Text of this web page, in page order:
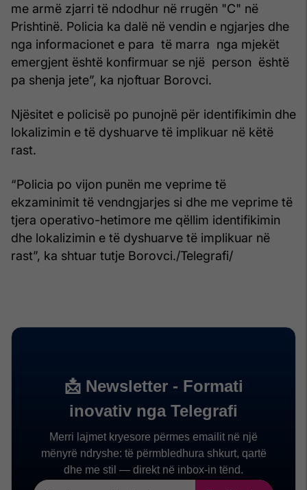
me armë zjarri të ndodhur në rrugën "C" në
Prishtinë. Policia ka dalë në vendin e ngjarjes dhe
nga informacionet e para të marra nga mjekët
emergjent është konfirmuar se një person është
pa shenja jete”, ka njoftuar Borovci.
Njësitet e policisë po punojnë për identifikimin dhe
lokalizimin e të dyshuarve të implikuar në këtë
rast.
“Policia po vijon punën me veprime të
ekzaminimit të vendngjarjes si dhe me veprime të
tjera operativo-hetimore me qëllim identifikimin
dhe lokalizimin e të dyshuarve të implikuar në
rast”, ka shtuar tutje Borovci./Telegrafi/